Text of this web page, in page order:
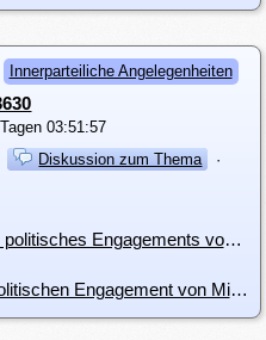
Innerparteiliche Angelegenheiten
03:51:57
Diskussion zum Thema
·
i6823: Interne Transparenz des politisches Engagements von Mitgliedern
i6824: keine Transparenz bei politischen Engagement von Mitgliedern